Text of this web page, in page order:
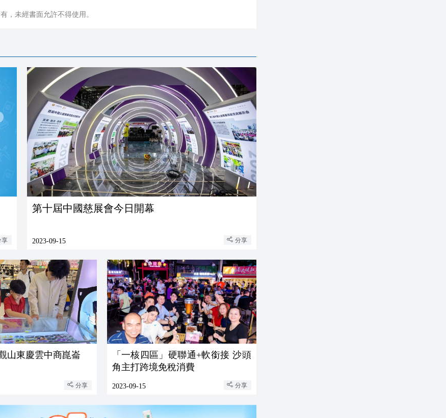
，未經書面允許不得使用。
享
第十屆中國慈展會今日開幕
2023-09-15 分享
山東慶雲中商崑崙
分享
「一核四區」硬聯通+軟銜接 沙頭
角主打跨境免稅消費
2023-09-15 分享